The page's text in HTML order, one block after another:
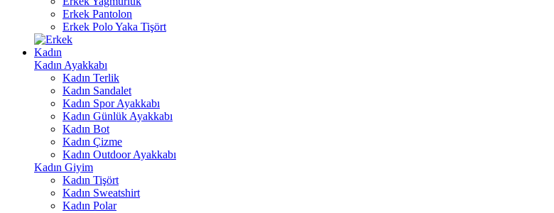
Erkek Pantolon
Erkek Polo Yaka Tişört
Kadın
Kadın Ayakkabı
Kadın Terlik
Kadın Sandalet
Kadın Spor Ayakkabı
Kadın Günlük Ayakkabı
Kadın Bot
Kadın Çizme
Kadın Outdoor Ayakkabı
Kadın Giyim
Kadın Tişört
Kadın Sweatshirt
Kadın Polar